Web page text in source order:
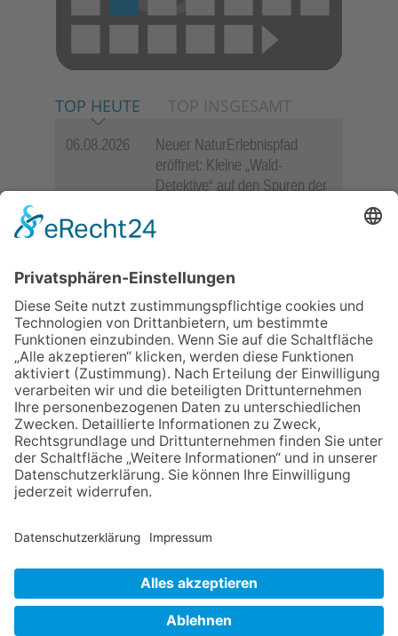
TOP HEUTE TOP INSGESAMT
06.08.2026
Neuer NaturErlebnispfad
eröffnet: Kleine „Wald-
Detektive“ auf den Spuren der
06.08.2026
„Rock auf der Burg“ lässt
06.08.2026
„Freundschaft, das ist wie
Jürgen Rohrmann setzt auf
Gemeinschaft und Bewährtes
06.08.2026
Schulranzen schenken Kindern
einen guten Start
06.08.2026
Zwischen Fachwerk, Wein und
Musik: Erste Kronberger
Weinzeit begeistert die
Burgstadt
NACH OBEN
Datenschutz Netiquette